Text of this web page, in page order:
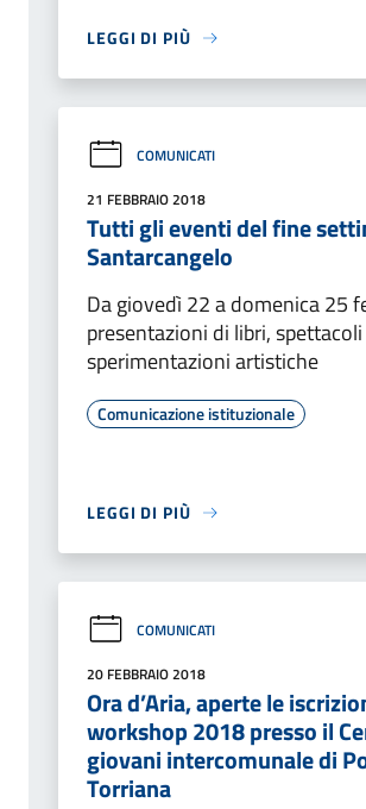
LEGGI DI PIÙ
COMUNICATI
21 FEBBRAIO 2018
Tutti gli eventi del fine
Santarcangelo
Da giovedì 22 a domenica 25
presentazioni di libri,
sperimentazioni artistiche
Comunicazione istituzionale
LEGGI DI PIÙ
COMUNICATI
20 FEBBRAIO 2018
Ora d’Aria, aperte le
workshop 2018 presso il
giovani intercomunale di
Torriana